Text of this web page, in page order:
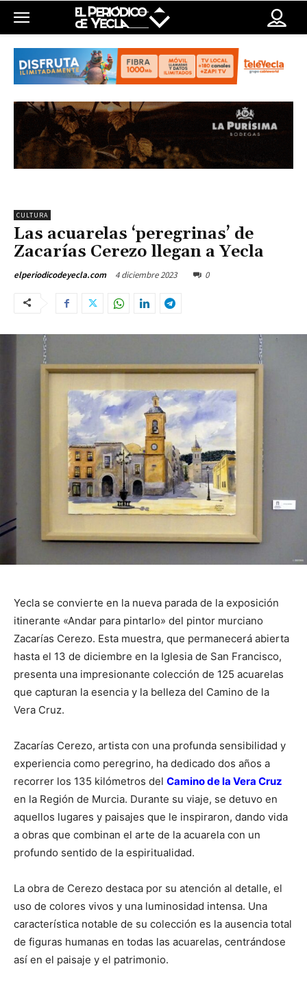
CULTURA
Las acuarelas ‘peregrinas’ de
Zacarías Cerezo llegan a Yecla
elperiodicodeyecla.com 4 diciembre 2023 0
Yecla se convierte en la nueva parada de la exposición
itinerante «Andar para pintarlo» del pintor murciano
Zacarías Cerezo. Esta muestra, que permanecerá abierta
hasta el 13 de diciembre en la Iglesia de San Francisco,
presenta una impresionante colección de 125 acuarelas
que capturan la esencia y la belleza del Camino de la
Vera Cruz.
Zacarías Cerezo, artista con una profunda sensibilidad y
experiencia como peregrino, ha dedicado dos años a
recorrer los 135 kilómetros del Camino de la Vera Cruz
en la Región de Murcia. Durante su viaje, se detuvo en
aquellos lugares y paisajes que le inspiraron, dando vida
a obras que combinan el arte de la acuarela con un
profundo sentido de la espiritualidad.
La obra de Cerezo destaca por su atención al detalle, el
uso de colores vivos y una luminosidad intensa. Una
característica notable de su colección es la ausencia total
de figuras humanas en todas las acuarelas, centrándose
así en el paisaje y el patrimonio.